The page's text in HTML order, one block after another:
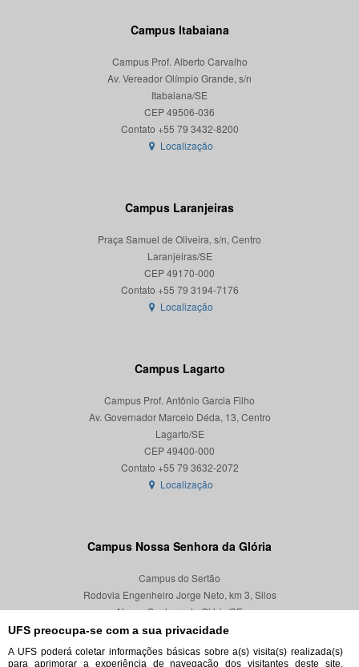
UFS preocupa-se com a sua privacidade
A UFS poderá coletar informações básicas sobre a(s) visita(s) realizada(s)
para aprimorar a experiência de navegação dos visitantes deste site,
Campus Itabaiana
Campus Prof. Alberto Carvalho
Av. Vereador Olímpio Grande, s/n
Itabaiana/SE
CEP 49506-036
Localização
Campus Laranjeiras
Praça Samuel de Oliveira, s/n, Centro
Laranjeiras/SE
CEP 49170-000
Localização
Campus Lagarto
Campus Prof. Antônio Garcia Filho
Av. Governador Marcelo Déda, 13, Centro
Lagarto/SE
CEP 49400-000
Localização
Campus Nossa Senhora da Glória
Campus do Sertão
Rodovia Engenheiro Jorge Neto, km 3, Silos
Nossa Senhora da Glória/SE
CEP 49680-000
Localização